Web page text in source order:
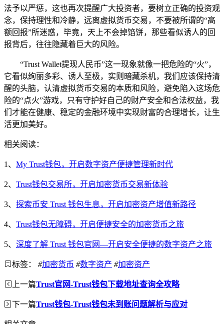
法予以严惩，这也再次提醒广大投资者，要树立正确的投资观
念，保持理性和冷静，远离虚拟货币交易，不要被所谓的“高
额回报”所迷惑，毕竟，天上不会掉馅饼，那些看似诱人的回
报背后，往往隐藏着巨大的风险。
“Trust Wallet提现人民币”这一现象就像一把危险的“火”，
它看似绚丽多彩、诱人至极，实则暗藏杀机，我们应该保持清
醒的头脑，认清虚拟货币交易的本质和风险，避免陷入这场危
险的“点火”游戏，只有守护好自己的财产安全和合法权益，我
们才能在健康、稳定的金融环境中实现财富的合理增长，让生
活更加美好。
相关阅读：
1、 My Trust钱包，开启数字资产便捷管理新时代
2、 Trust钱包交易所，开启加密货币交易新体验
3、 探索币安 Trust 钱包生息，开启加密资产增值新路径
4、 Trust钱包无障碍，开启便捷安全的加密货币之旅
5、 深度了解 Trust 钱包官网—开启安全便捷的数字资产之旅
标签： #加密货币 #数字资产 #加密资产
上一篇Trust官网-Trust钱包下载地址查询全攻略
下一篇Trust钱包-Trust钱包未到账问题解析与应对